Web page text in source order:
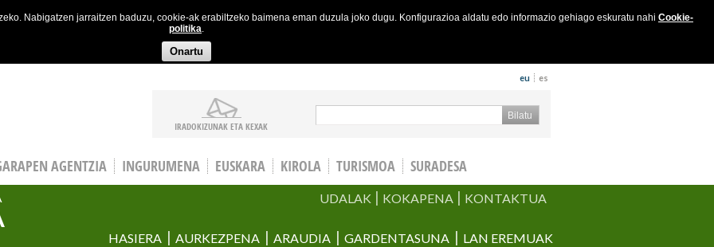
Nabigatzen jarraitzen baduzu, cookie-ak erabiltzeko baimena eman duzula joko dugu. Konfigurazioa aldatu edo informazio gehiago eskuratu nahi Cookie-
politika.
Onartu
eu es
IRADOKIZUNAK ETA KEXAK
Bilaketa formularioa
AGENTZIA INGURUMENA EUSKARA KIROLA TURISMOA SURADESA
UDALAK KOKAPENA KONTAKTUA
HASIERA AURKEZPENA ARAUDIA GARDENTASUNA LAN EREMUAK